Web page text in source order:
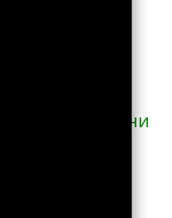
Голой Пристани